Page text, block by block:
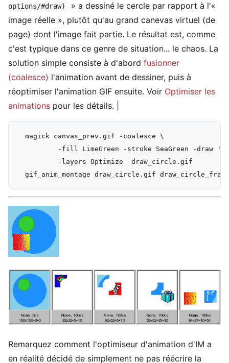
options/#draw)
» a dessiné le cercle par rapport à l'«
image réelle », plutôt qu'au grand canevas virtuel (de
page) dont l'image fait partie. Le résultat est, comme
c'est typique dans ce genre de situation... le chaos. La
solution simple consiste à d'abord fusionner
(coalesce) l'animation avant de dessiner, puis à
réoptimiser l'animation GIF ensuite. Voir Optimiser les
animations pour les détails. |
  magick canvas_prev.gif -coalesce \
-fill LimeGreen -stroke SeaGreen -draw
          -layers Optimize  draw_circle.gif
Remarquez comment l'optimiseur d'animation d'IM a
en réalité décidé de simplement ne pas réécrire la